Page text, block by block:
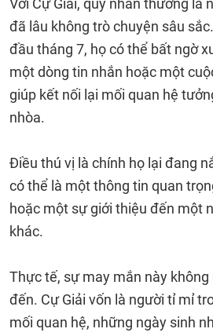
Với Cự Giải, quý nhân thường là
đã lâu không trò chuyện sâu
đầu tháng 7, họ có thể bất ngờ
một dòng tin nhắn hoặc một
giúp kết nối lại mối quan hệ
nhòa.
Điều thú vị là chính họ lại đang
có thể là một thông tin quan
hoặc một sự giới thiệu đến một
khác.
Thực tế, sự may mắn này
đến. Cự Giải vốn là người tỉ mỉ
mối quan hệ, những ngày sinh